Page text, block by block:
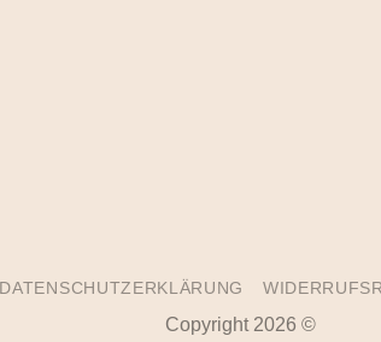
DATENSCHUTZERKLÄRUNG
Copyright 2026 ©